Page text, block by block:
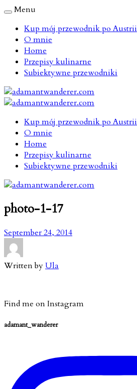
Menu
Kup mój przewodnik po Austrii
O mnie
Home
Przepisy kulinarne
Subiektywne przewodniki
Kup mój przewodnik po Austrii
O mnie
Home
Przepisy kulinarne
Subiektywne przewodniki
photo-1-17
September 24, 2014
Written byUla
Find me on Instagram
adamant_wanderer